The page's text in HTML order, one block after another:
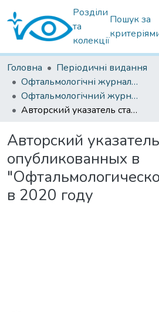
Розділи
та
колекції
Пошук за
Головна
Періодичні видання
Офтальмологічні журнали українські
Офтальмологічний журнал 2021
Авторский указатель статей, опубликованных в "Офтальмологическом журнале" в 2020 году
Авторский
опубликованных в
в 2020 году